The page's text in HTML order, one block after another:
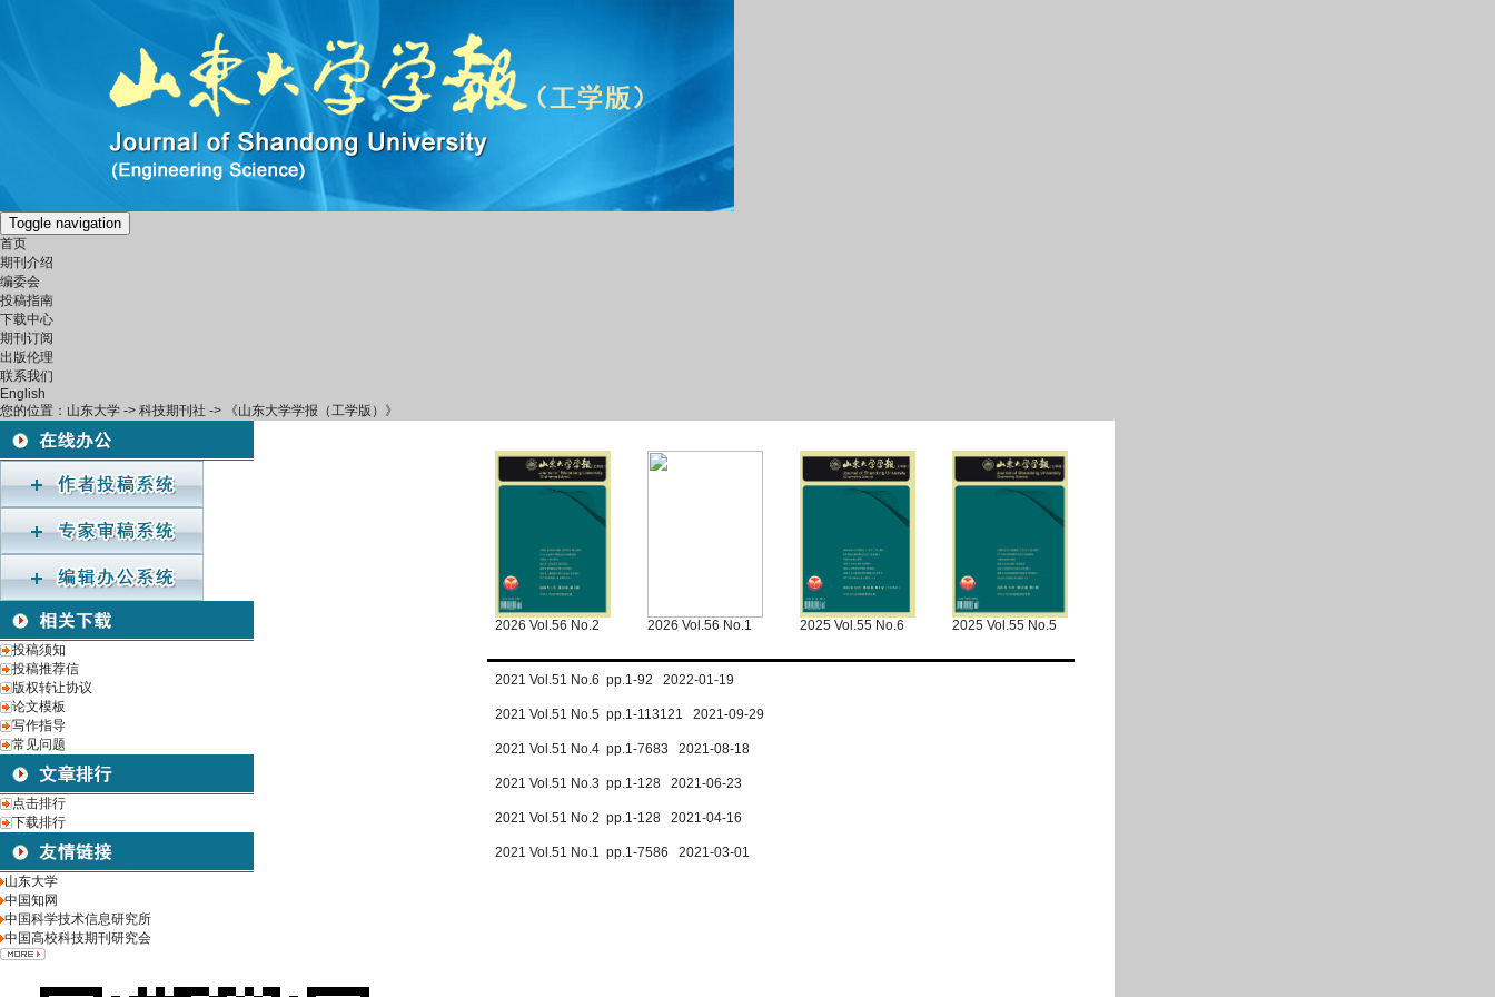
Toggle navigation
首页
期刊介绍
编委会
投稿指南
下载中心
期刊订阅
出版伦理
联系我们
English
您的位置： 山东大学 -> 科技期刊社 -> 《山东大学学报（工学版）》
投稿须知
投稿推荐信
版权转让协议
论文模板
写作指导
常见问题
点击排行
下载排行
山东大学
中国知网
中国科学技术信息研究所
中国高校科技期刊研究会
2026 Vol.56 No.2 2026 Vol.56 No.1 2025 Vol.55 No.6 2025 Vol.55 No.5
2021 Vol.51 No.6 pp.1-92 2022-01-19
2021 Vol.51 No.5 pp.1-113121 2021-09-29
2021 Vol.51 No.4 pp.1-7683 2021-08-18
2021 Vol.51 No.3 pp.1-128 2021-06-23
2021 Vol.51 No.2 pp.1-128 2021-04-16
2021 Vol.51 No.1 pp.1-7586 2021-03-01